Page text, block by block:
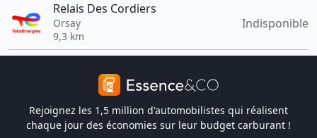
Relais Des Cordiers
Orsay
9,3 km
Indisponible
Rejoignez les 1,5 million d'automobilistes qui réalisent
chaque jour des économies sur leur budget carburant !